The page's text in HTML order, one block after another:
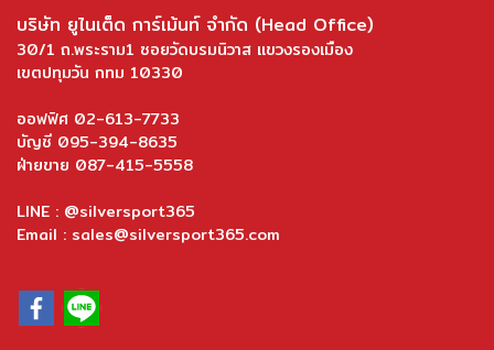
บริษัท ยูไนเต็ด การ์เม้นท์ จำกัด (Head Office)
30/1 ถ.พระราม1 ซอยวัดบรมนิวาส แขวงรองเมือง
เขตปทุมวัน กทม 10330
ออฟฟิศ 02-613-7733
บัญชี 095-394-8635
ฝ่ายขาย 087-415-5558
LINE : @silversport365
Email : sales@silversport365.com